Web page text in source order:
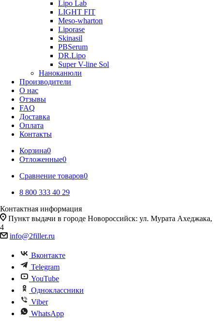
Lipo Lab
LIGHT FIT
Meso-wharton
Liporase
Skinasil
PBSerum
DR.Lipo
Super V-line Sol
Наноканюли
Производители
О нас
Отзывы
FAQ
Доставка
Оплата
Контакты
Корзина0
Отложенные0
Сравнение товаров0
8 800 333 40 29
Контактная информация
Пункт выдачи в городе Новороссийск: ул. Мурата Ахеджака,
4
info@2filler.ru
Вконтакте
Telegram
YouTube
Одноклассники
Viber
WhatsApp